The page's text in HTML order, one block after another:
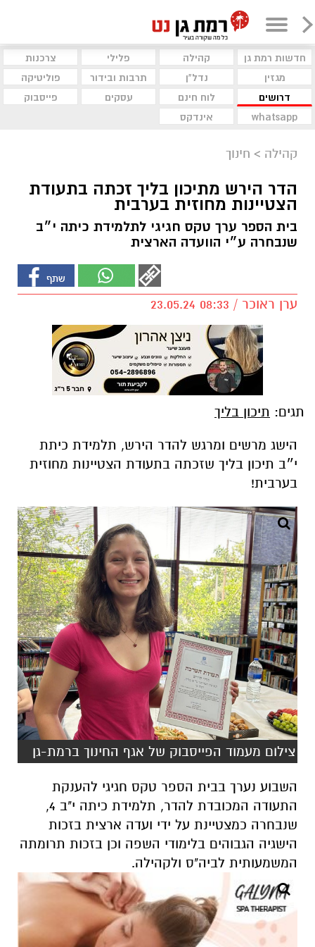
חדשות רמת גן קהילה פלילי
צרכנות
מגזין
נדל"ן תרבות ובידור
פוליטיקה
דרושים
לוח חינם עסקים
פייסבוק
whatsapp
אינדקס
קהילה > חינוך
הדר הירש מתיכון בליך זכתה בתעודת
הצטיינות מחוזית בערבית
בית הספר ערך טקס חגיגי לתלמידת כיתה י״ב
שנבחרה ע״י הוועדה הארצית
ערן ראוכר / 08:33 23.05.24
תגים: תיכון בליך
הישג מרשים ומרגש להדר הירש, תלמידת כיתת
י״ב תיכון בליך שזכתה בתעודת הצטיינות מחוזית
בערבית!
צילום מעמוד הפייסבוק של אגף החינוך ברמת-גן
השבוע נערך בבית הספר טקס חגיגי להענקת
התעודה המכובדת להדר, תלמידת כיתה י"ב 4,
שנבחרה כמצטיינת על ידי ועדה ארצית בזכות
הישגיה הגבוהים בלימודי השפה וכן בזכות תרומתה
המשמעותית לביה"ס ולקהילה.